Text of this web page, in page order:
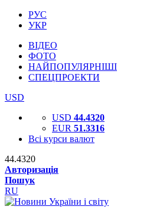
РУС
УКР
ВІДЕО
ФОТО
НАЙПОПУЛЯРНІШІ
СПЕЦПРОЕКТИ
USD
USD 44.4320
EUR 51.3316
Всі курси валют
44.4320
Авторизація
Пошук
RU